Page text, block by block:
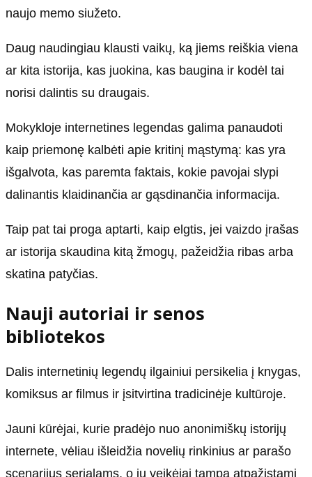
naujo memo siužeto.
Daug naudingiau klausti vaikų, ką jiems reiškia viena
ar kita istorija, kas juokina, kas baugina ir kodėl tai
norisi dalintis su draugais.
Mokykloje internetines legendas galima panaudoti
kaip priemonę kalbėti apie kritinį mąstymą: kas yra
išgalvota, kas paremta faktais, kokie pavojai slypi
dalinantis klaidinančia ar gąsdinančia informacija.
Taip pat tai proga aptarti, kaip elgtis, jei vaizdo įrašas
ar istorija skaudina kitą žmogų, pažeidžia ribas arba
skatina patyčias.
Nauji autoriai ir senos
bibliotekos
Dalis internetinių legendų ilgainiui persikelia į knygas,
komiksus ar filmus ir įsitvirtina tradicinėje kultūroje.
Jauni kūrėjai, kurie pradėjo nuo anonimiškų istorijų
internete, vėliau išleidžia novelių rinkinius ar parašo
scenarijus serialams, o jų veikėjai tampa atpažįstami